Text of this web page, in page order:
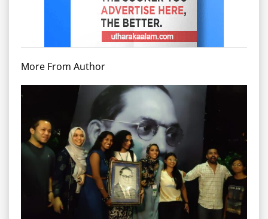
More From Author